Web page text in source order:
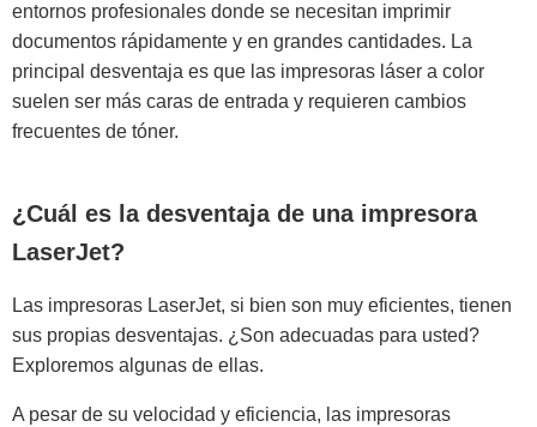
entornos profesionales donde se necesitan imprimir
documentos rápidamente y en grandes cantidades. La
principal desventaja es que las impresoras láser a color
suelen ser más caras de entrada y requieren cambios
frecuentes de tóner.
¿Cuál es la desventaja de una impresora
LaserJet?
Las impresoras LaserJet, si bien son muy eficientes, tienen
sus propias desventajas. ¿Son adecuadas para usted?
Exploremos algunas de ellas.
A pesar de su velocidad y eficiencia, las impresoras